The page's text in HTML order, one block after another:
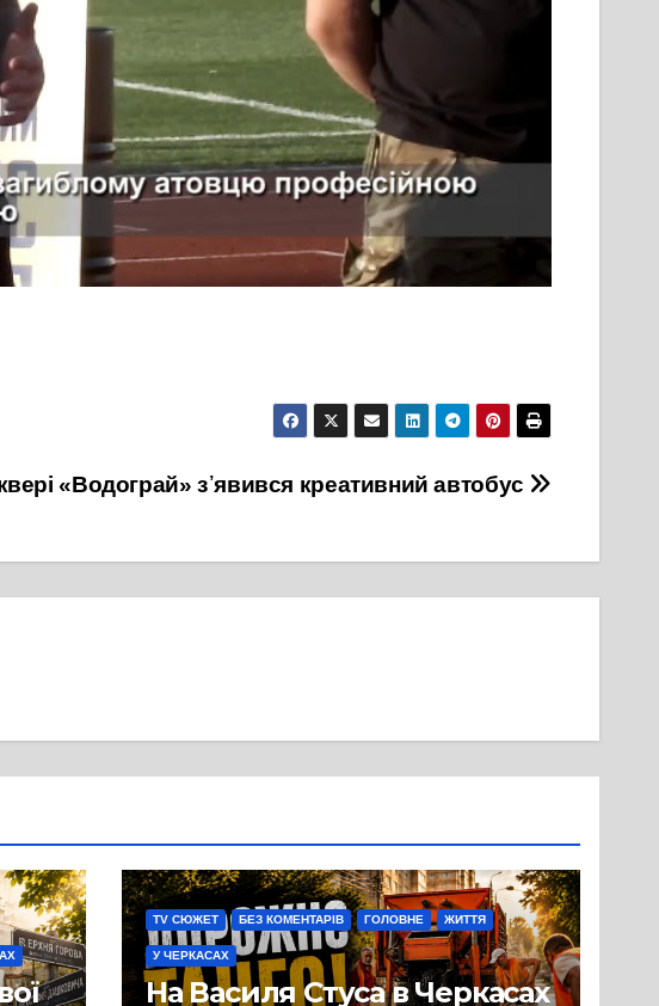
«Водограй» з᾽явився креативний автобус
TV СЮЖЕТ БЕЗ КОМЕНТАРІВ ГОЛОВНЕ ЖИТТЯ
У ЧЕРКАСАХ
На Василя Стуса в Черкасах